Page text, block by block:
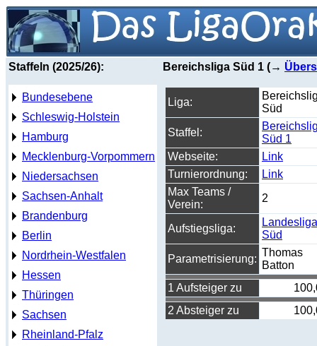
Staffeln (2025/26):
Bundesebene
Schleswig-Holstein
Hamburg
Mecklenburg-Vorpommern
Niedersachsen
Sachsen-Anhalt
Brandenburg
Berlin
Nordrhein-Westfalen
Hessen
Thüringen
Sachsen
Rheinland-Pfalz
Bereichsliga Süd 1 (→
Liga:
Süd
Staffel:
Süd 1
Webseite:
Link
Turnierordnung:
Link
Max Teams /
Verein:
2
Aufstiegsliga:
Landesliga
Süd
Parametrisierung:
Thomas
Batton
1 Aufsteiger zu
2 Absteiger zu